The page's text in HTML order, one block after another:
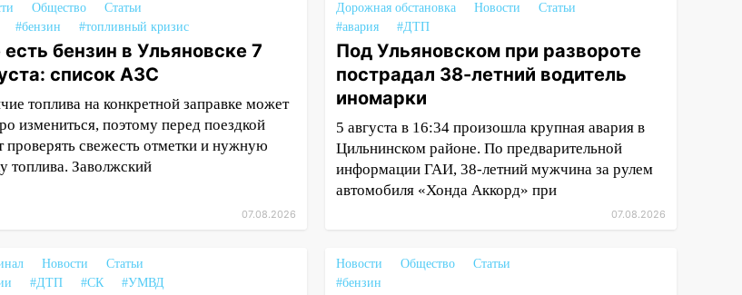
Общество
Статьи
#бензин #топливный кризис
есть бензин в Ульяновске 7
список АЗС
топлива на конкретной заправке может
измениться, поэтому перед поездкой
проверять свежесть отметки и нужную
топлива. Заволжский
07.08.2026
Дорожная обстановка Новости
Статьи
#авария
#ДТП
Под Ульяновском при развороте
пострадал 38-летний водитель
иномарки
5 августа в 16:34 произошла крупная авария в
Цильнинском районе. По предварительной
информации ГАИ, 38-летний мужчина за рулем
автомобиля «Хонда Аккорд» при
07.08.2026
Новости
Статьи
#ДТП #СК #УМВД
Новости Общество
Статьи
#бензин